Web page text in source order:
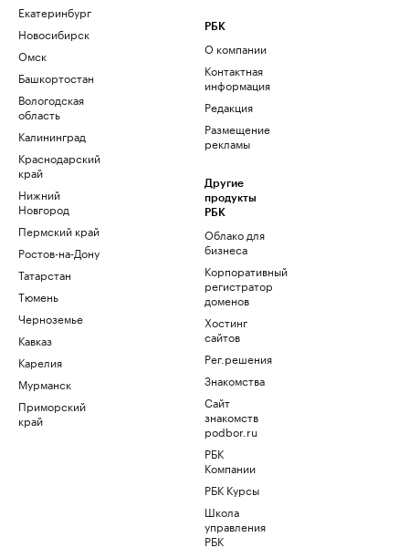
Екатеринбург
Новосибирск
Омск
Башкортостан
Вологодская
область
Калининград
Краснодарский
край
Нижний
Новгород
Пермский край
Ростов-на-Дону
Татарстан
Тюмень
Черноземье
Кавказ
Карелия
Мурманск
Приморский
край
РБК
О компании
Контактная
информация
Редакция
Размещение
рекламы
Другие
продукты
РБК
Облако для
бизнеса
Корпоративный
регистратор
доменов
Хостинг
сайтов
Рег.решения
Знакомства
Сайт
знакомств
podbor.ru
РБК
Компании
РБК Курсы
Школа
управления
РБК